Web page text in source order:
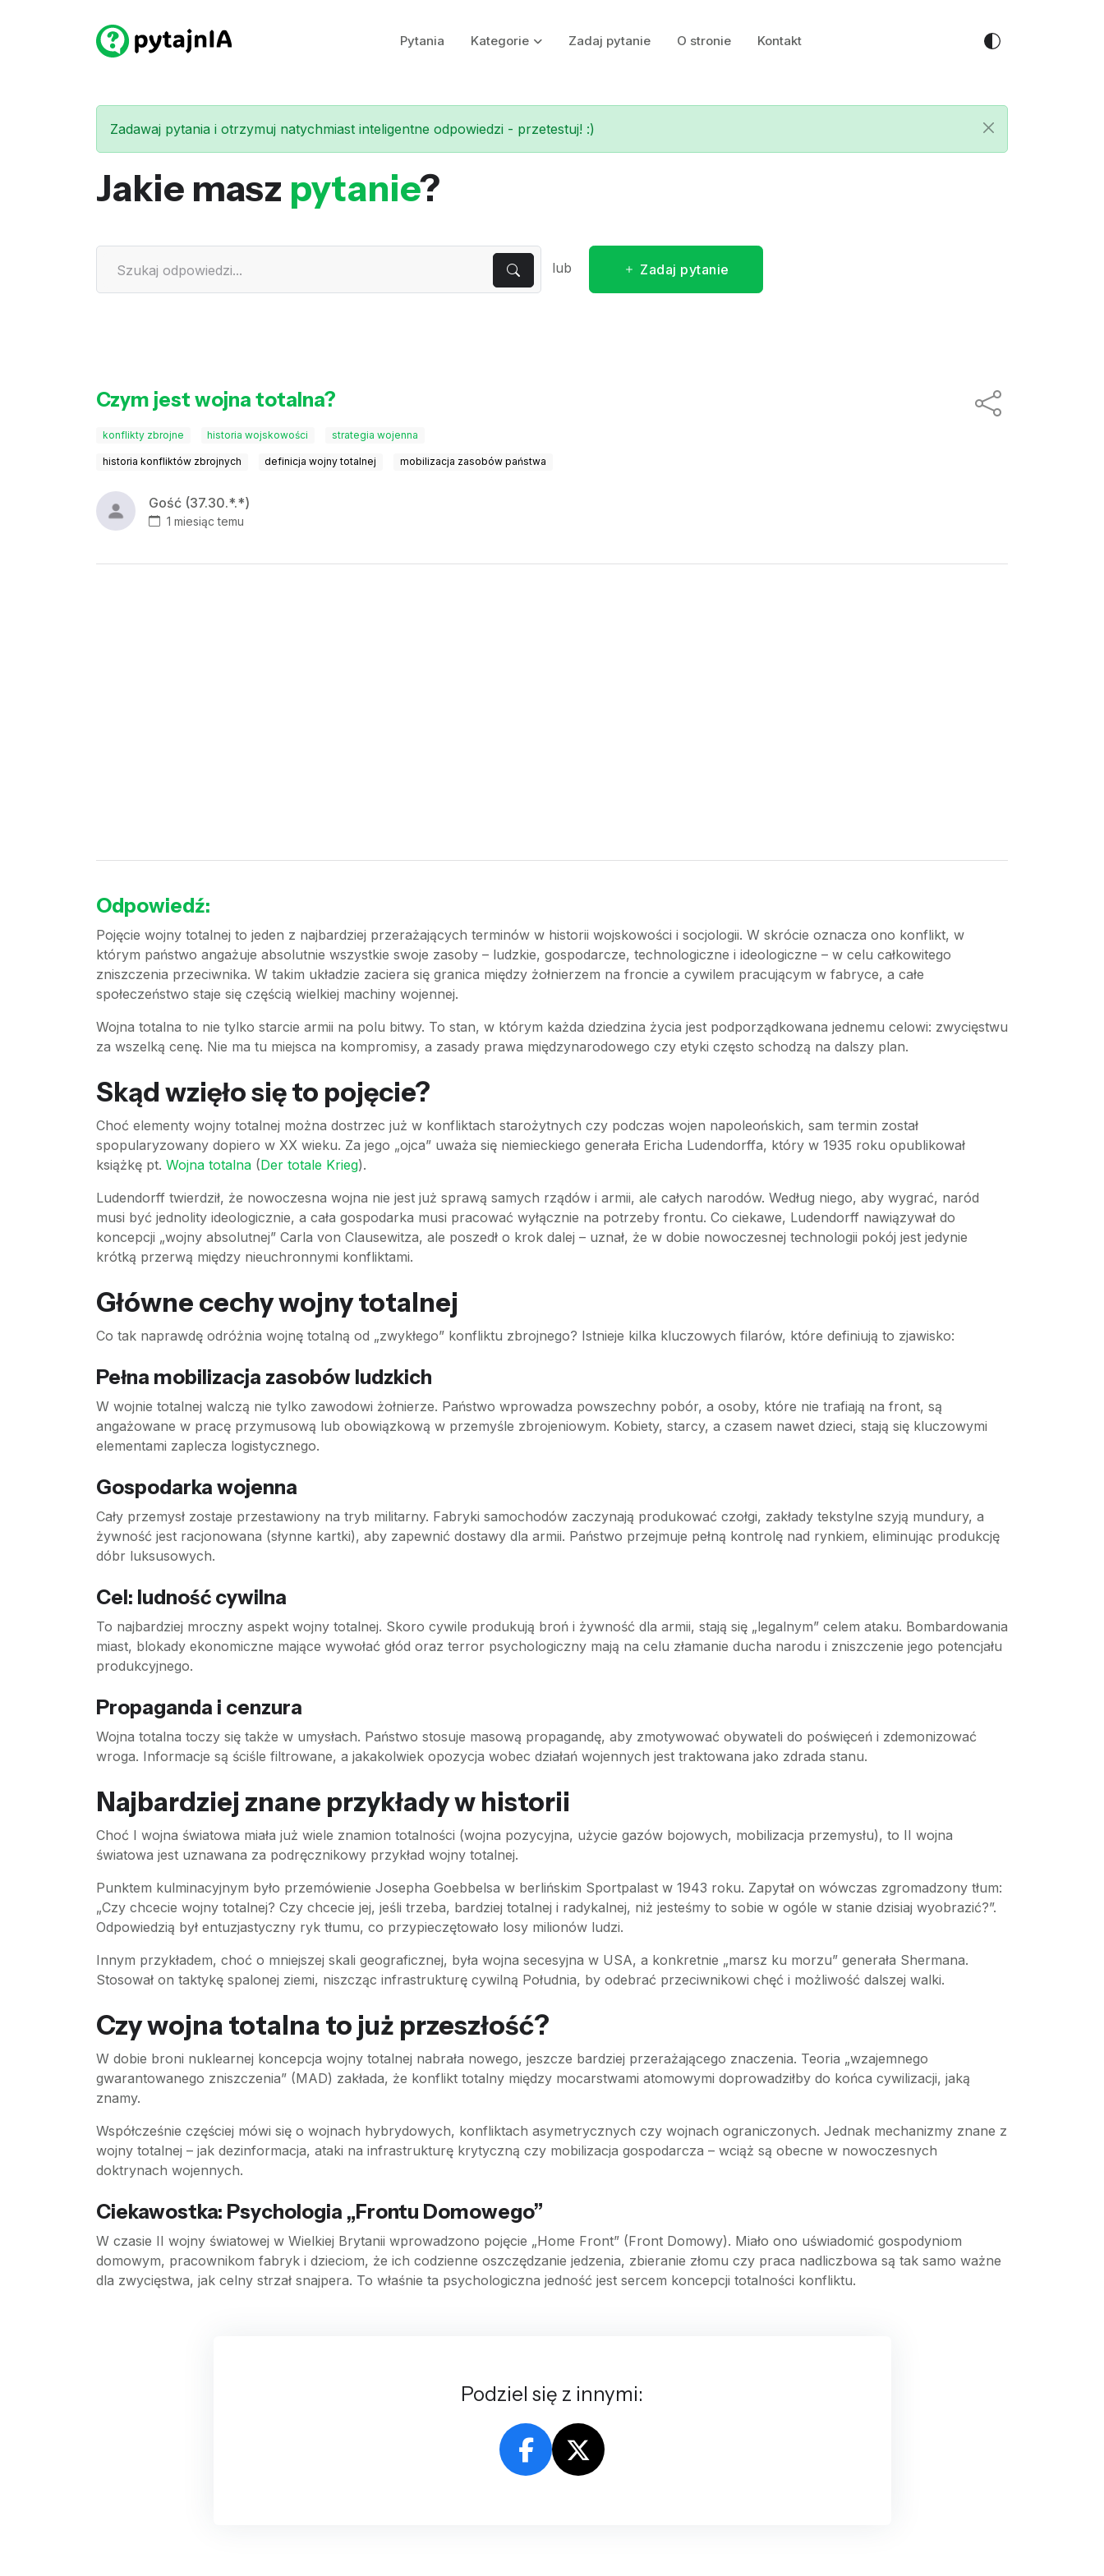
Pytania Kategorie Zadaj pytanie O stronie Kontakt
Zadawaj pytania i otrzymuj natychmiast inteligentne odpowiedzi - przetestuj! :)
Jakie masz pytanie?
lub Zadaj pytanie
Czym jest wojna totalna?
konflikty zbrojne historia wojskowości strategia wojenna
historia konfliktów zbrojnych definicja wojny totalnej mobilizacja zasobów państwa
Gość (37.30.*.*)
1 miesiąc temu
Odpowiedź:
Pojęcie wojny totalnej to jeden z najbardziej przerażających terminów w historii wojskowości i socjologii. W skrócie oznacza ono konflikt, w
którym państwo angażuje absolutnie wszystkie swoje zasoby – ludzkie, gospodarcze, technologiczne i ideologiczne – w celu całkowitego
zniszczenia przeciwnika. W takim układzie zaciera się granica między żołnierzem na froncie a cywilem pracującym w fabryce, a całe
społeczeństwo staje się częścią wielkiej machiny wojennej.
Wojna totalna to nie tylko starcie armii na polu bitwy. To stan, w którym każda dziedzina życia jest podporządkowana jednemu celowi: zwycięstwu
za wszelką cenę. Nie ma tu miejsca na kompromisy, a zasady prawa międzynarodowego czy etyki często schodzą na dalszy plan.
Skąd wzięło się to pojęcie?
Choć elementy wojny totalnej można dostrzec już w konfliktach starożytnych czy podczas wojen napoleońskich, sam termin został
spopularyzowany dopiero w XX wieku. Za jego „ojca” uważa się niemieckiego generała Ericha Ludendorffa, który w 1935 roku opublikował
książkę pt. Wojna totalna (Der totale Krieg).
Ludendorff twierdził, że nowoczesna wojna nie jest już sprawą samych rządów i armii, ale całych narodów. Według niego, aby wygrać, naród
musi być jednolity ideologicznie, a cała gospodarka musi pracować wyłącznie na potrzeby frontu. Co ciekawe, Ludendorff nawiązywał do
koncepcji „wojny absolutnej” Carla von Clausewitza, ale poszedł o krok dalej – uznał, że w dobie nowoczesnej technologii pokój jest jedynie
krótką przerwą między nieuchronnymi konfliktami.
Główne cechy wojny totalnej
Co tak naprawdę odróżnia wojnę totalną od „zwykłego” konfliktu zbrojnego? Istnieje kilka kluczowych filarów, które definiują to zjawisko:
Pełna mobilizacja zasobów ludzkich
W wojnie totalnej walczą nie tylko zawodowi żołnierze. Państwo wprowadza powszechny pobór, a osoby, które nie trafiają na front, są
angażowane w pracę przymusową lub obowiązkową w przemyśle zbrojeniowym. Kobiety, starcy, a czasem nawet dzieci, stają się kluczowymi
elementami zaplecza logistycznego.
Gospodarka wojenna
Cały przemysł zostaje przestawiony na tryb militarny. Fabryki samochodów zaczynają produkować czołgi, zakłady tekstylne szyją mundury, a
żywność jest racjonowana (słynne kartki), aby zapewnić dostawy dla armii. Państwo przejmuje pełną kontrolę nad rynkiem, eliminując produkcję
dóbr luksusowych.
Cel: ludność cywilna
To najbardziej mroczny aspekt wojny totalnej. Skoro cywile produkują broń i żywność dla armii, stają się „legalnym” celem ataku. Bombardowania
miast, blokady ekonomiczne mające wywołać głód oraz terror psychologiczny mają na celu złamanie ducha narodu i zniszczenie jego potencjału
produkcyjnego.
Propaganda i cenzura
Wojna totalna toczy się także w umysłach. Państwo stosuje masową propagandę, aby zmotywować obywateli do poświęceń i zdemonizować
wroga. Informacje są ściśle filtrowane, a jakakolwiek opozycja wobec działań wojennych jest traktowana jako zdrada stanu.
Najbardziej znane przykłady w historii
Choć I wojna światowa miała już wiele znamion totalności (wojna pozycyjna, użycie gazów bojowych, mobilizacja przemysłu), to II wojna
światowa jest uznawana za podręcznikowy przykład wojny totalnej.
Punktem kulminacyjnym było przemówienie Josepha Goebbelsa w berlińskim Sportpalast w 1943 roku. Zapytał on wówczas zgromadzony tłum:
„Czy chcecie wojny totalnej? Czy chcecie jej, jeśli trzeba, bardziej totalnej i radykalnej, niż jesteśmy to sobie w ogóle w stanie dzisiaj wyobrazić?”.
Odpowiedzią był entuzjastyczny ryk tłumu, co przypieczętowało losy milionów ludzi.
Innym przykładem, choć o mniejszej skali geograficznej, była wojna secesyjna w USA, a konkretnie „marsz ku morzu” generała Shermana.
Stosował on taktykę spalonej ziemi, niszcząc infrastrukturę cywilną Południa, by odebrać przeciwnikowi chęć i możliwość dalszej walki.
Czy wojna totalna to już przeszłość?
W dobie broni nuklearnej koncepcja wojny totalnej nabrała nowego, jeszcze bardziej przerażającego znaczenia. Teoria „wzajemnego
gwarantowanego zniszczenia” (MAD) zakłada, że konflikt totalny między mocarstwami atomowymi doprowadziłby do końca cywilizacji, jaką
znamy.
Współcześnie częściej mówi się o wojnach hybrydowych, konfliktach asymetrycznych czy wojnach ograniczonych. Jednak mechanizmy znane z
wojny totalnej – jak dezinformacja, ataki na infrastrukturę krytyczną czy mobilizacja gospodarcza – wciąż są obecne w nowoczesnych
doktrynach wojennych.
Ciekawostka: Psychologia „Frontu Domowego”
W czasie II wojny światowej w Wielkiej Brytanii wprowadzono pojęcie „Home Front” (Front Domowy). Miało ono uświadomić gospodyniom
domowym, pracownikom fabryk i dzieciom, że ich codzienne oszczędzanie jedzenia, zbieranie złomu czy praca nadliczbowa są tak samo ważne
dla zwycięstwa, jak celny strzał snajpera. To właśnie ta psychologiczna jedność jest sercem koncepcji totalności konfliktu.
Podziel się z innymi: